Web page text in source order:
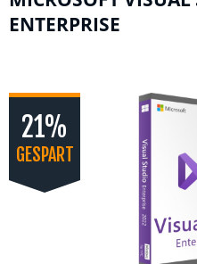
ENTERPRISE
21%
GESPART